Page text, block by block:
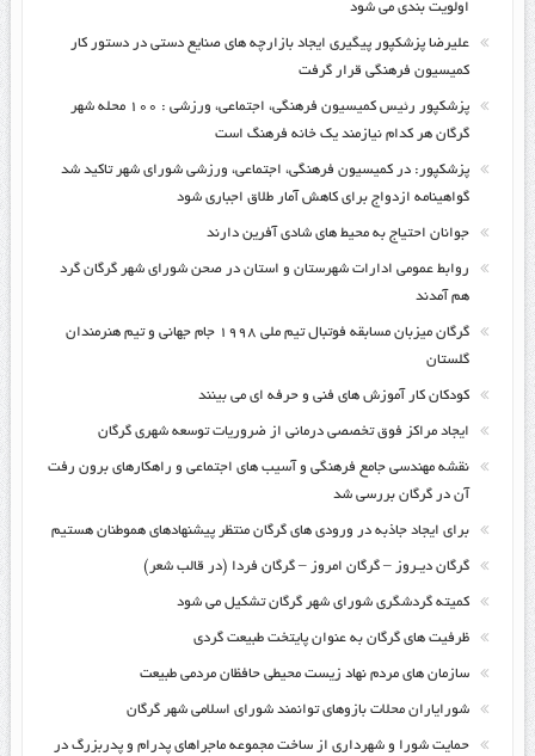
اولویت بندی می شود
علیرضا پزشکپور پیگیری ایجاد بازارچه های صنایع دستی در دستور کار
کمیسیون فرهنگی قرار گرفت
پزشکپور رئیس کمیسیون فرهنگی، اجتماعی، ورزشی : ۱۰۰ محله شهر
گرگان هر کدام نیازمند یک خانه فرهنگ است
پزشکپور: در کمیسیون فرهنگی، اجتماعی، ورزشی شورای شهر تاکید شد
گواهینامه ازدواج برای کاهش آمار طلاق اجباری شود
جوانان احتیاج به محیط های شادی آفرین دارند
روابط عمومی ادارات شهرستان و استان در صحن شورای شهر گرگان گرد
هم آمدند
گرگان میزبان مسابقه فوتبال تیم ملی ۱۹۹۸ جام جهانی و تیم هنرمندان
گلستان
کودکان کار آموزش های فنی و حرفه ای می بینند
ایجاد مراکز فوق تخصصی درمانی از ضروریات توسعه شهری گرگان
نقشه مهندسی جامع فرهنگی و آسیب های اجتماعی و راهکارهای برون رفت
آن در گرگان بررسی شد
برای ایجاد جاذبه در ورودی های گرگان منتظر پیشنهادهای هموطنان هستیم
گرگان دیـروز – گرگان امروز – گرگان فردا (در قالب شعر)
کمیته گردشگری شورای شهر گرگان تشکیل می شود
ظرفیت های گرگان به عنوان پایتخت طبیعت گردی
سازمان های مردم نهاد زیست محیطی حافظان مردمی طبیعت
شورایاران محلات بازوهای توانمند شورای اسلامی شهر گرگان
حمایت شورا و شهرداری از ساخت مجموعه ماجراهای پدرام و پدربزرگ در